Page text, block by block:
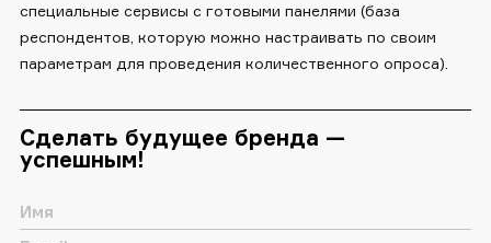
специальные сервисы с готовыми панелями (база
респондентов, которую можно настраивать по своим
параметрам для проведения количественного опроса).
Сделать будущее бренда —
успешным!